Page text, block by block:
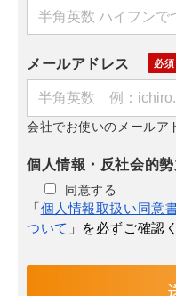
メールアドレス
会社でお使いのメールア
個人情報・反社会的
同意する
「個人情報取扱い同意
ついて 」を必ずご確認